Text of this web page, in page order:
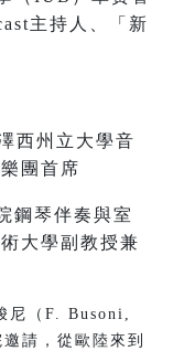
主持人、「新
西州立大學音
團首席
鋼琴伴奏與室
大學副教授兼
尼（F. Busoni,
請，從歐陸來到